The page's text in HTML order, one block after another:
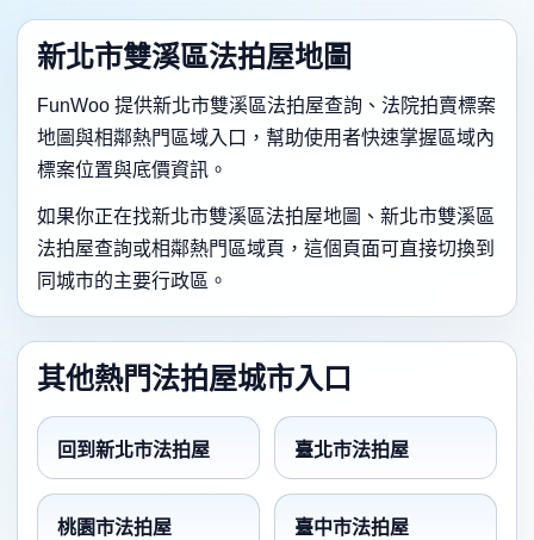
新北市雙溪區法拍屋地圖
FunWoo 提供新北市雙溪區法拍屋查詢、法院拍賣標案
地圖與相鄰熱門區域入口，幫助使用者快速掌握區域內
標案位置與底價資訊。
如果你正在找新北市雙溪區法拍屋地圖、新北市雙溪區
法拍屋查詢或相鄰熱門區域頁，這個頁面可直接切換到
同城市的主要行政區。
其他熱門法拍屋城市入口
回到新北市法拍屋 臺北市法拍屋
桃園市法拍屋 臺中市法拍屋